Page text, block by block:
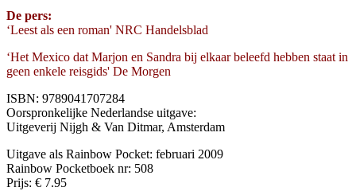
De pers:
‘Leest als een roman' NRC Handelsblad
‘Het Mexico dat Marjon en Sandra bij elkaar beleefd hebben staat in
geen enkele reisgids' De Morgen
ISBN: 9789041707284
Oorspronkelijke Nederlandse uitgave:
Uitgeverij Nijgh & Van Ditmar, Amsterdam
Uitgave als Rainbow Pocket: februari 2009
Rainbow Pocketboek nr: 508
Prijs: € 7.95